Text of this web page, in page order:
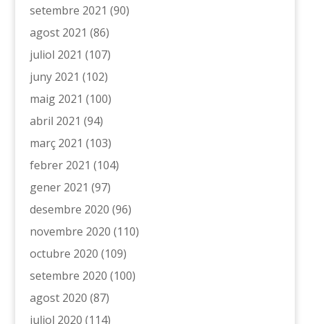
setembre 2021 (90)
agost 2021 (86)
juliol 2021 (107)
juny 2021 (102)
maig 2021 (100)
abril 2021 (94)
març 2021 (103)
febrer 2021 (104)
gener 2021 (97)
desembre 2020 (96)
novembre 2020 (110)
octubre 2020 (109)
setembre 2020 (100)
agost 2020 (87)
juliol 2020 (114)